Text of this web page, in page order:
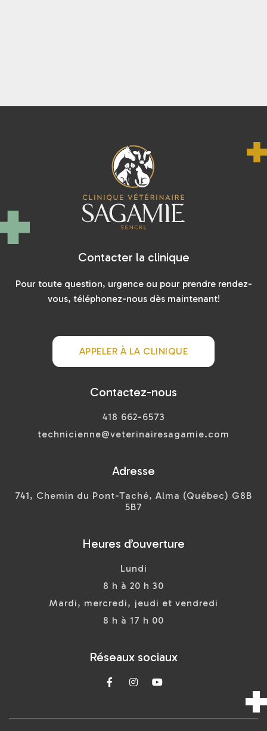
Contacter la clinique
Pour toute question, urgence ou pour prendre rendez-
vous, téléphonez-nous dès maintenant!
APPELER À LA CLINIQUE
Contactez-nous
418 662-6573
technicienne@veterinairesagamie.com
Adresse
741, Chemin du Pont-Taché, Alma (Québec) G8B
5B7
Heures d’ouverture
Lundi
8 h à 20 h 30
Mardi, mercredi, jeudi et vendredi
8 h à 17 h 00
Réseaux sociaux
  